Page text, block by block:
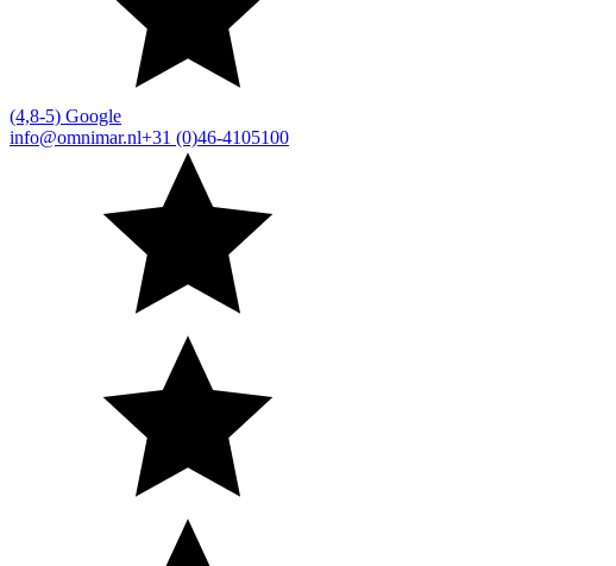
(4,8-5) Google
info@omnimar.nl+31 (0)46-4105100